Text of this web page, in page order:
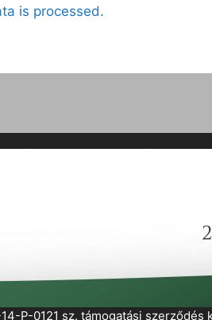
is processed.
P-0121 sz. támogatási